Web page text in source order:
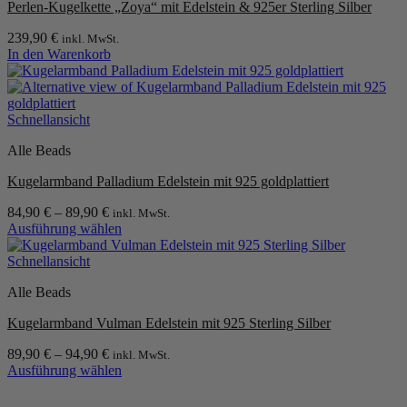
auf.
Optionen
können
auf
der
Produktseite
gewählt
Perlen-Kugelkette „Zoya“ mit Edelstein & 925er Sterling Silber
239,90 € inkl. MwSt.
In den Warenkorb
Schnellansicht
Alle Beads
Kugelarmband Palladium Edelstein mit 925 goldplattiert
84,90 € – 89,90 € inkl. MwSt.
Ausführung wählen
Dieses
Produkt
mehrere
auf.
Optionen
können
Schnellansicht
Alle Beads
Kugelarmband Vulman Edelstein mit 925 Sterling Silber
89,90 € – 94,90 € inkl. MwSt.
Ausführung wählen